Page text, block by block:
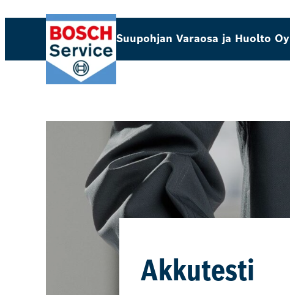
Suupohjan Varaosa ja Huolto Oy
Akkutesti